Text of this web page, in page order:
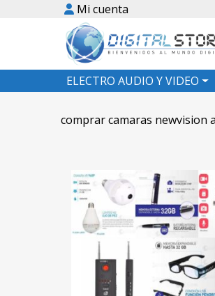
Mi cuenta
ELECTRO AUDIO Y VIDEO
comprar camaras newvision